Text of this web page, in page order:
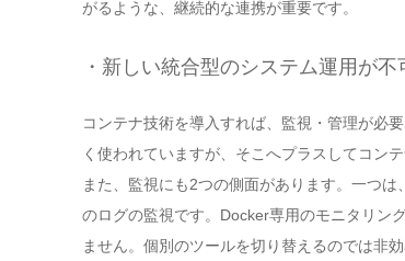
がるような、継続的な連携が重要です。
・新しい統合型のシステム運用が不
コンテナ技術を導入すれば、監視・管理が必
く使われていますが、そこへプラスしてコン
また、監視にも2つの側面があります。一つ
のログの監視です。Docker専用のモニタリン
ません。個別のツールを切り替えるのでは非